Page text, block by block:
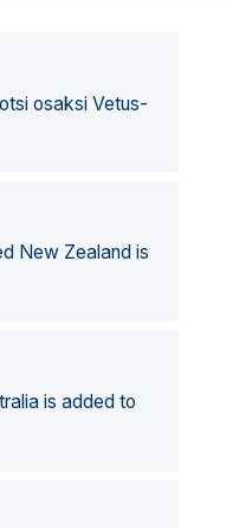
osaksi Vetus-
New Zealand is
is added to